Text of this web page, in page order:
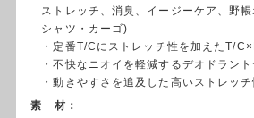
ストレッチ、消臭、イージーケア、野
シャツ・カーゴ)
・定番T/Cにストレッチ性を加えたT/
・不快なニオイを軽減するデオドラン
・動きやすさを追及した高いストレッチ
素 材：